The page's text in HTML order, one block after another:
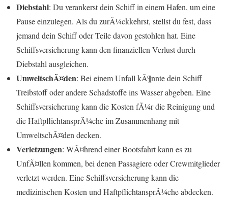
Diebstahl: Du verankerst dein Schiff in einem Hafen, um eine
Pause einzulegen. Als du zurÃ¼ckkehrst, stellst du fest, dass
jemand dein Schiff oder Teile davon gestohlen hat. Eine
Schiffsversicherung kann den finanziellen Verlust durch
Diebstahl ausgleichen.
UmweltschÃ¤den: Bei einem Unfall kÃ¶nnte dein Schiff
Treibstoff oder andere Schadstoffe ins Wasser abgeben. Eine
Schiffsversicherung kann die Kosten fÃ¼r die Reinigung und
die HaftpflichtansprÃ¼che im Zusammenhang mit
UmweltschÃ¤den decken.
Verletzungen: WÃ¤hrend einer Bootsfahrt kann es zu
UnfÃ¤llen kommen, bei denen Passagiere oder Crewmitglieder
verletzt werden. Eine Schiffsversicherung kann die
medizinischen Kosten und HaftpflichtansprÃ¼che abdecken.